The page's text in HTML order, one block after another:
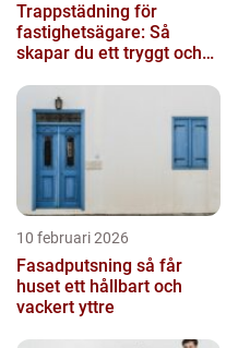
Trappstädning för
fastighetsägare: Så
skapar du ett tryggt och
Stockholm
10 februari 2026
Fasadputsning så får
huset ett hållbart och
vackert yttre